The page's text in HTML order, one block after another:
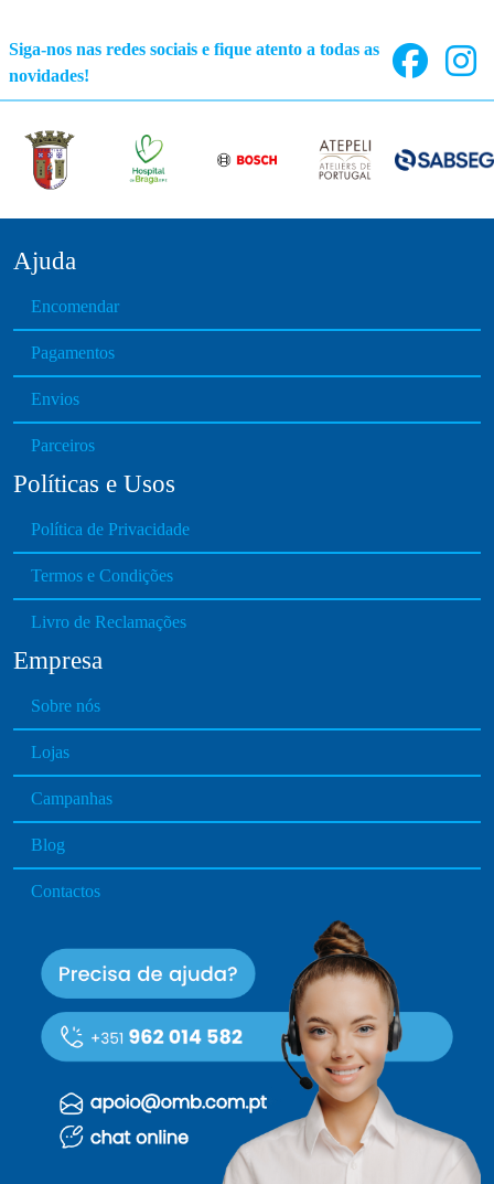
Siga-nos nas redes sociais e fique atento a todas as
novidades!
Ajuda
Encomendar
Pagamentos
Envios
Parceiros
Políticas e Usos
Política de Privacidade
Termos e Condições
Livro de Reclamações
Empresa
Sobre nós
Lojas
Campanhas
Blog
Contactos